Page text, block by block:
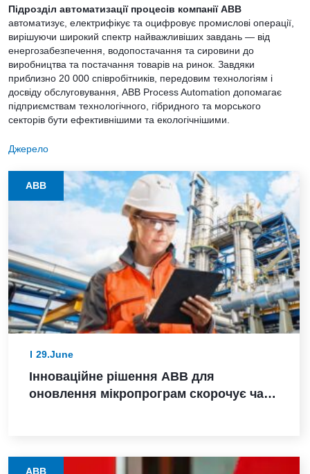
Підрозділ автоматизації процесів компанії ABB
автоматизує, електрифікує та оцифровує промислові операції,
вирішуючи широкий спектр найважливіших завдань — від
енергозабезпечення, водопостачання та сировини до
виробництва та постачання товарів на ринок. Завдяки
приблизно 20 000 співробітників, передовим технологіям і
досвіду обслуговування, ABB Process Automation допомагає
підприємствам технологічного, гібридного та морського
секторів бути ефективнішими та екологічнішими.
Джерело
ABB
29.June
Інноваційне рішення ABB для
оновлення мікропрограм скорочує час
ABB